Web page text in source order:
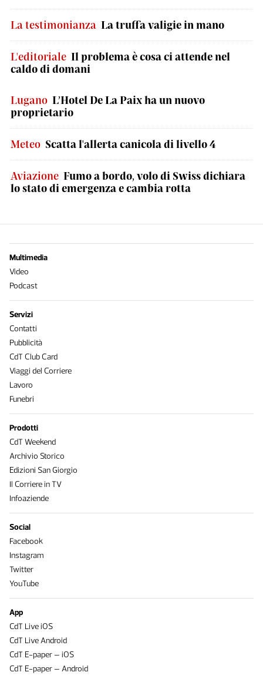
La testimonianza La truffa valigie in mano
L'editoriale Il problema è cosa ci attende nel
caldo di domani
Lugano L’Hotel De La Paix ha un nuovo
proprietario
Meteo Scatta l'allerta canicola di livello 4
Aviazione Fumo a bordo, volo di Swiss dichiara
lo stato di emergenza e cambia rotta
Multimedia
Video
Podcast
Servizi
Contatti
Pubblicità
CdT Club Card
Viaggi del Corriere
Lavoro
Funebri
Prodotti
CdT Weekend
Archivio Storico
Edizioni San Giorgio
Il Corriere in TV
Infoaziende
Social
Facebook
Instagram
Twitter
YouTube
App
CdT Live iOS
CdT Live Android
CdT E-paper – iOS
CdT E-paper – Android